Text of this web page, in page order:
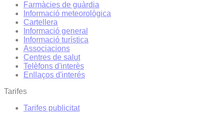
Farmàcies de guàrdia
Informació meteorològica
Cartellera
Informació general
Informació turística
Associacions
Centres de salut
Telèfons d'interès
Enllaços d'interés
Tarifes
Tarifes publicitat